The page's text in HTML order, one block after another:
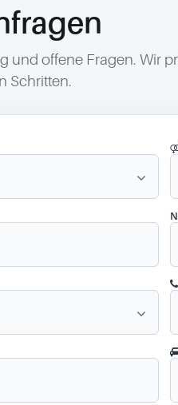
und offene Fragen. Wir
Schritten.